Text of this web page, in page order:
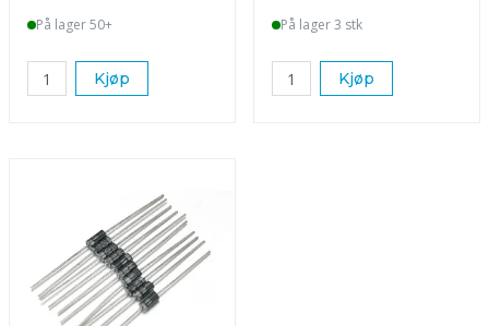
På lager 50+
Kjøp
På lager 3 stk
Kjøp